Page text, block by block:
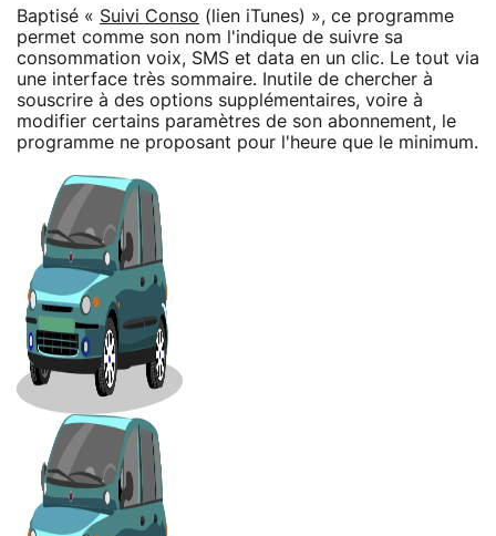
Baptisé « Suivi Conso (lien iTunes) », ce programme
permet comme son nom l'indique de suivre sa
consommation voix, SMS et data en un clic. Le tout via
une interface très sommaire. Inutile de chercher à
souscrire à des options supplémentaires, voire à
modifier certains paramètres de son abonnement, le
programme ne proposant pour l'heure que le minimum.